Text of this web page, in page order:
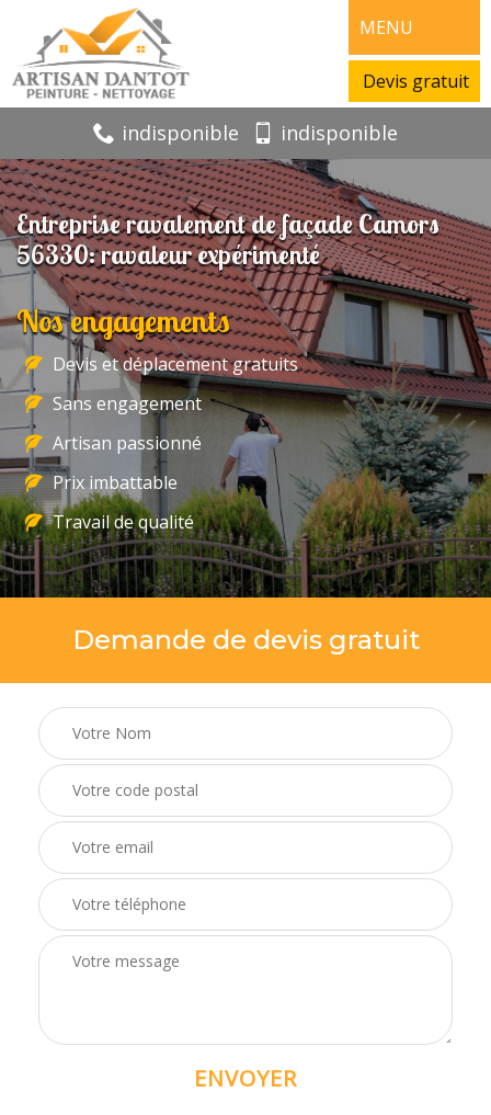
MENU
Devis gratuit
indisponible indisponible
Entreprise ravalement de façade Camors
56330: ravaleur expérimenté
Nos engagements
Devis et déplacement gratuits
Sans engagement
Artisan passionné
Prix imbattable
Travail de qualité
Demande de devis gratuit